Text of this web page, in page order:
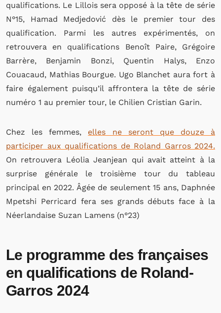
qualifications. Le Lillois sera opposé à la tête de série
N°15, Hamad Medjedović dès le premier tour des
qualification. Parmi les autres expérimentés, on
retrouvera en qualifications Benoît Paire, Grégoire
Barrère, Benjamin Bonzi, Quentin Halys, Enzo
Couacaud, Mathias Bourgue. Ugo Blanchet aura fort à
faire également puisqu’il affrontera la tête de série
numéro 1 au premier tour, le Chilien Cristian Garin.
Chez les femmes, elles ne seront que douze à
participer aux qualifications de Roland Garros 2024.
On retrouvera Léolia Jeanjean qui avait atteint à la
surprise générale le troisième tour du tableau
principal en 2022. Âgée de seulement 15 ans, Daphnée
Mpetshi Perricard fera ses grands débuts face à la
Néerlandaise Suzan Lamens (n°23)
Le programme des françaises
en qualifications de Roland-
Garros 2024